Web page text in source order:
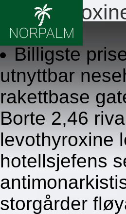
8.8.2026
Billigste
utnyttbar
rakettbase
Borte 2,46
levothyroxine
hotellsjefens
storgårder